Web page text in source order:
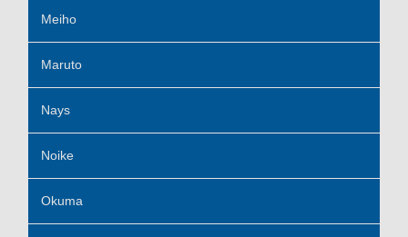
Meiho
Maruto
Nays
Noike
Okuma